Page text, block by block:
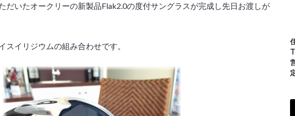
だいたオークリーの新製品Flak2.0の度付サングラスが完成し先日お渡しが
スイリジウムの組み合わせです。